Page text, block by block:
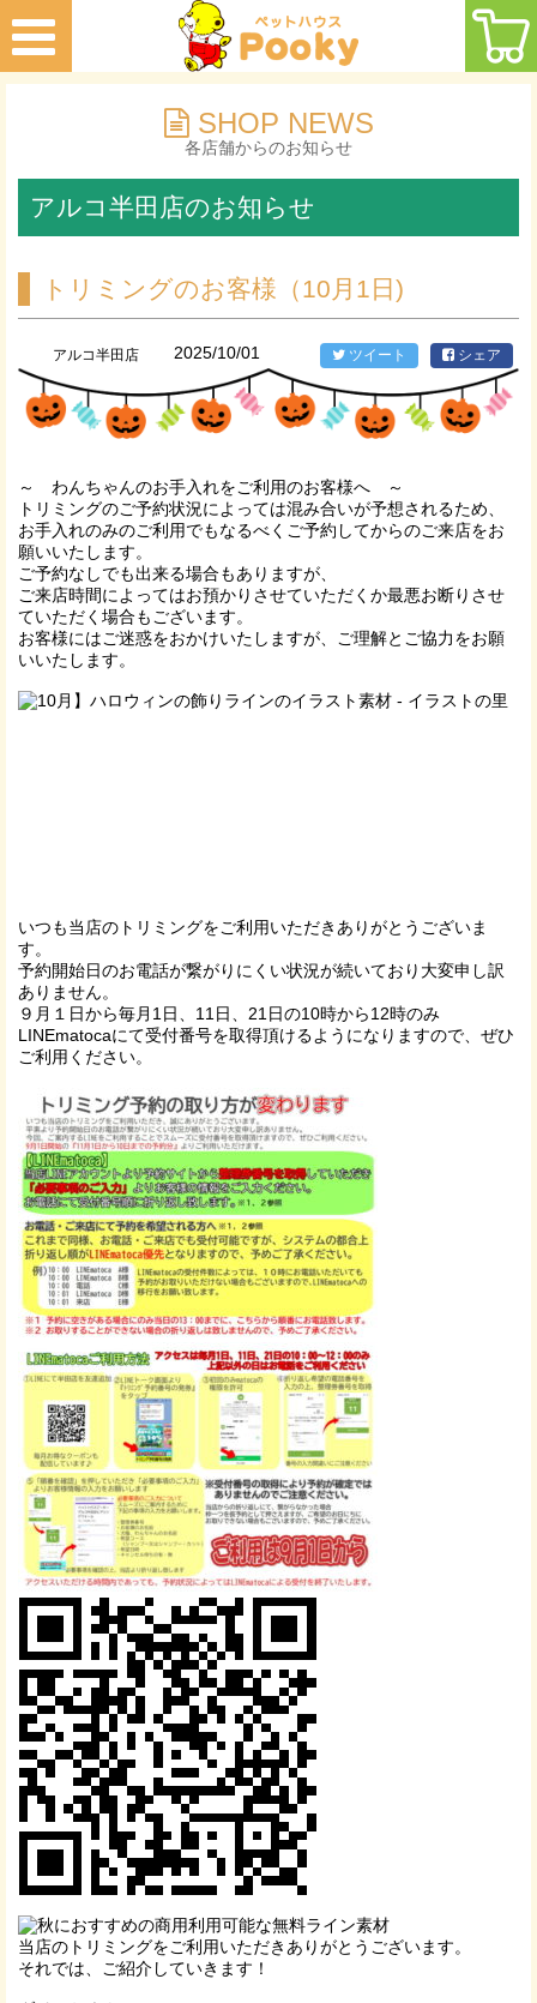
SHOP NEWS
各店舗からのお知らせ
アルコ半田店のお知らせ
トリミングのお客様（10月1日)
アルコ半田店 2025/10/01 ツイート シェア
～ わんちゃんのお手入れをご利用のお客様へ ～
トリミングのご予約状況によっては混み合いが予想されるため、
お手入れのみのご利用でもなるべくご予約してからのご来店をお
願いいたします。
ご予約なしでも出来る場合もありますが、
ご来店時間によってはお預かりさせていただくか最悪お断りさせ
ていただく場合もございます。
お客様にはご迷惑をおかけいたしますが、ご理解とご協力をお願
いいたします。
いつも当店のトリミングをご利用いただきありがとうございま
す。
予約開始日のお電話が繋がりにくい状況が続いており大変申し訳
ありません。
９月１日から毎月1日、11日、21日の10時から12時のみ
LINEmatocaにて受付番号を取得頂けるようになりますので、ぜひ
ご利用ください。
当店のトリミングをご利用いただきありがとうございます。
それでは、ご紹介していきます！